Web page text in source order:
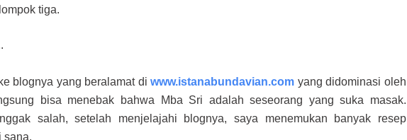
tiga.
blognya yang beralamat diwww.istanabundavian.com yang didominasi oleh
bisa menebak bahwa Mba Sri adalah seseorang yang suka masak.
salah, setelah menjelajahi blognya, saya menemukan banyak resep
sana.